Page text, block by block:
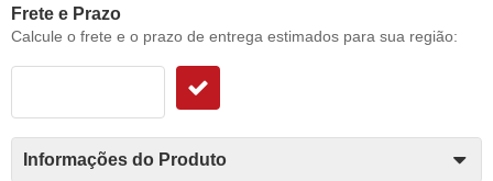
Frete e Prazo
Calcule o frete e o prazo de entrega estimados para sua região:
Informações do Produto